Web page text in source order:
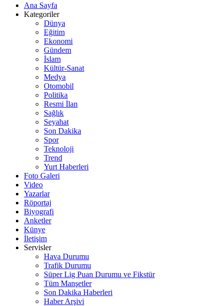
Ana Sayfa
Kategoriler
Dünya
Eğitim
Ekonomi
Gündem
İslam
Kültür-Sanat
Medya
Otomobil
Politika
Resmi İlan
Sağlık
Seyahat
Son Dakika
Spor
Teknoloji
Trend
Yurt Haberleri
Foto Galeri
Video
Yazarlar
Röportaj
Biyografi
Anketler
Künye
İletişim
Servisler
Hava Durumu
Trafik Durumu
Süper Lig Puan Durumu ve Fikstür
Tüm Manşetler
Son Dakika Haberleri
Haber Arşivi